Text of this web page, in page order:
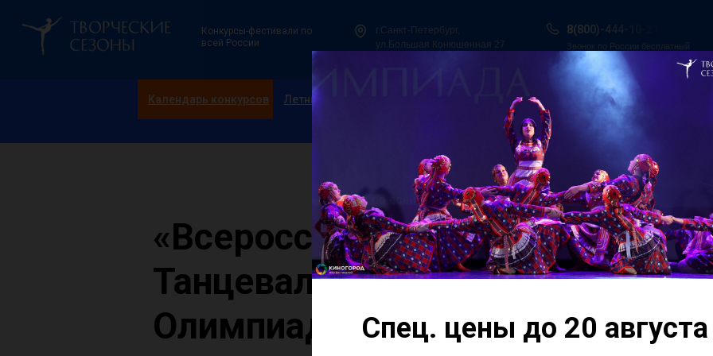
Конкурсы-фестивали по
всей России
Звонок по России бесплатный
г.Санкт-Петербург,
ул.Большая Конюшенная 27
8(800)-444-10-21
Календарь конкурсов
Итоги конкурсов
Всероссийская танцевальная Олимпиада
Летние смены в Сочи
«Всероссийская
Танцевальная
Олимпиада. Пермь»
"I Всероссийская
Пермь":
земле!
Этот яркий
этапа масштабного
Спец. цены до 20 августа